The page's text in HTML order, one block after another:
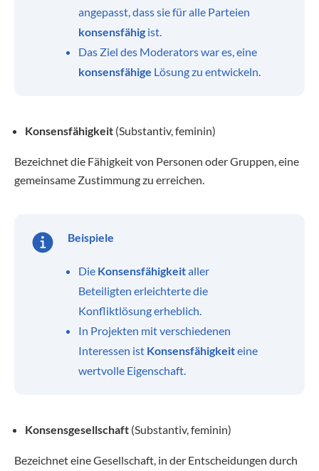
angepasst, dass sie für alle Parteien
konsensfähig ist.
Das Ziel des Moderators war es, eine
konsensfähige Lösung zu entwickeln.
Konsensfähigkeit (Substantiv, feminin)
Bezeichnet die Fähigkeit von Personen oder Gruppen, eine
gemeinsame Zustimmung zu erreichen.
Beispiele
Die Konsensfähigkeitaller
Beteiligten erleichterte die
Konfliktlösung erheblich.
In Projekten mit verschiedenen
Interessen ist Konsensfähigkeiteine
wertvolle Eigenschaft.
Konsensgesellschaft (Substantiv, feminin)
Bezeichnet eine Gesellschaft, in der Entscheidungen durch